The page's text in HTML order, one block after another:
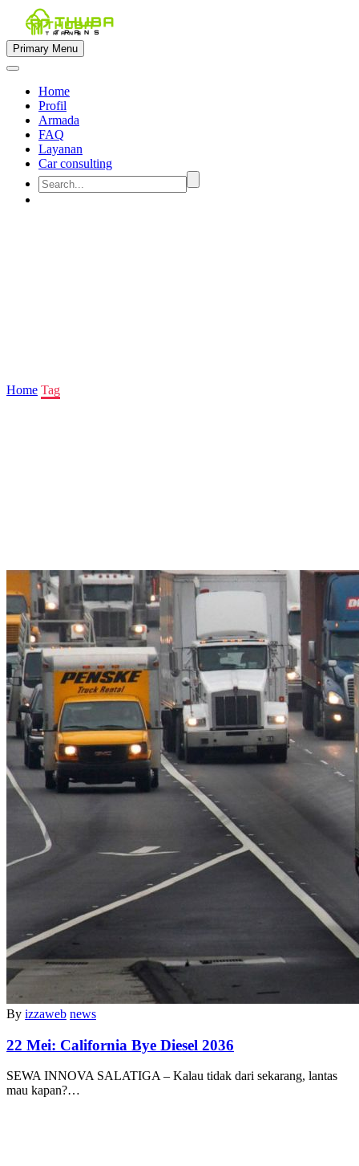
Primary Menu
Home
Profil
Armada
FAQ
Layanan
Car consulting
Home Tag
By izzaweb news
22 Mei: California Bye Diesel 2036
SEWA INNOVA SALATIGA – Kalau tidak dari sekarang, lantas
mau kapan?…